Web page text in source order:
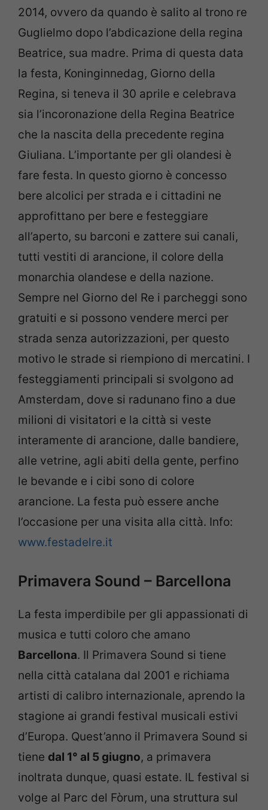
2014, ovvero da quando è salito al trono re
Guglielmo dopo l’abdicazione della regina
Beatrice, sua madre. Prima di questa data
la festa, Koninginnedag, Giorno della
Regina, si teneva il 30 aprile e celebrava
sia l’incoronazione della Regina Beatrice
che la nascita della precedente regina
Giuliana. L’importante per gli olandesi è
fare festa. In questo giorno è concesso
bere alcolici per strada e i cittadini ne
approfittano per bere e festeggiare
all’aperto, su barconi e zattere sui canali,
tutti vestiti di arancione, il colore della
monarchia olandese e della nazione.
Sempre nel Giorno del Re i parcheggi sono
gratuiti e si possono vendere merci per
strada senza autorizzazioni, per questo
motivo le strade si riempiono di mercatini. I
festeggiamenti principali si svolgono ad
Amsterdam, dove si radunano fino a due
milioni di visitatori e la città si veste
interamente di arancione, dalle bandiere,
alle vetrine, agli abiti della gente, perfino
le bevande e i cibi sono di colore
arancione. La festa può essere anche
l’occasione per una visita alla città. Info:
www.festadelre.it
Primavera Sound – Barcellona
La festa imperdibile per gli appassionati di
musica e tutti coloro che amano
Barcellona. Il Primavera Sound si tiene
nella città catalana dal 2001 e richiama
artisti di calibro internazionale, aprendo la
stagione ai grandi festival musicali estivi
d’Europa. Quest’anno il Primavera Sound si
tiene dal 1° al 5 giugno, a primavera
inoltrata dunque, quasi estate. IL festival si
volge al Parc del Fòrum, una struttura sul